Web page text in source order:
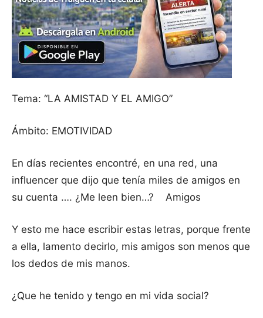
Tema: “LA AMISTAD Y EL AMIGO”
Ámbito: EMOTIVIDAD
En días recientes encontré, en una red, una
influencer que dijo que tenía miles de amigos en
su cuenta …. ¿Me leen bien…? Amigos
Y esto me hace escribir estas letras, porque frente
a ella, lamento decirlo, mis amigos son menos que
los dedos de mis manos.
¿Que he tenido y tengo en mi vida social?